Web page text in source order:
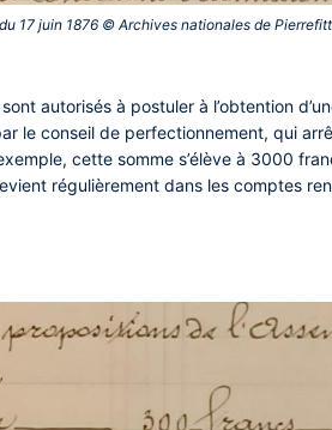
17 juin 1876 © Archives nationales de
autorisés à postuler à l’obtention
le conseil de perfectionnement, qui
cette somme s’élève à 3000
régulièrement dans les comptes